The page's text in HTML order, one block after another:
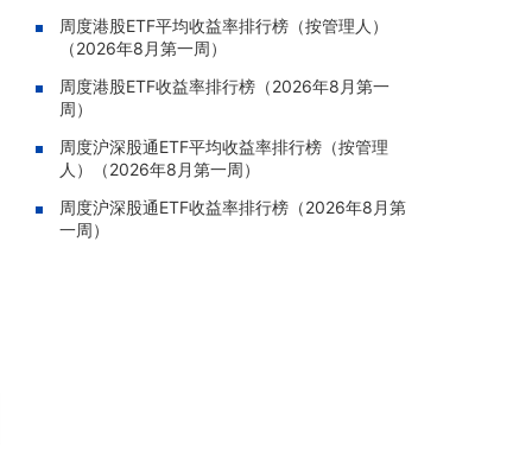
08-07 20:04 |迅策(03317.HK)：与天合算力订
立战略合作备忘，共探能源垂类大模型与Toke
n工厂商业化
08-07 20:02 |
中国泛半导体IMSS市场排名第三
08-07 19:47 | 浙能迈领绿航二次递表港交所，为
全球领先的绿色航运设备和系统提供商
08-07 19:09 |
周度港股ETF平均收益率排行榜（按管理人）
（2026年8月第一周）
周度港股ETF收益率排行榜（2026年8月第一
周）
周度沪深股通ETF平均收益率排行榜（按管理
人）（2026年8月第一周）
周度沪深股通ETF收益率排行榜（2026年8月第
一周）